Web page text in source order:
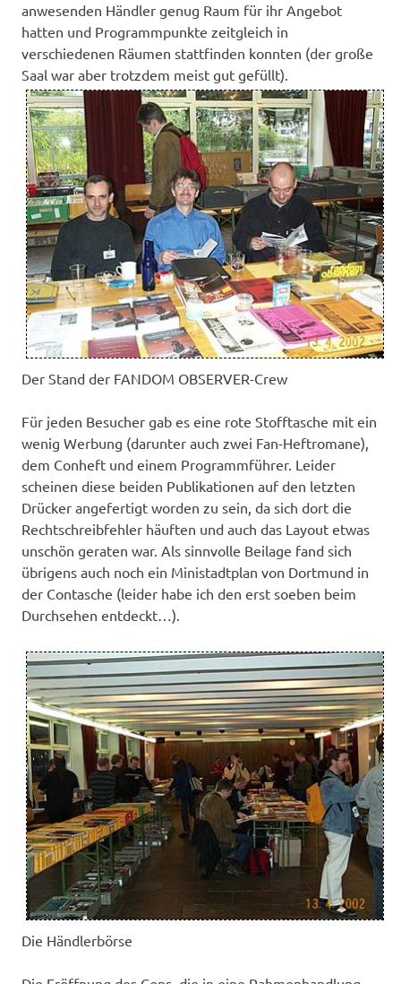
anwesenden Händler genug Raum für ihr Angebot
hatten und Programmpunkte zeitgleich in
verschiedenen Räumen stattfinden konnten (der große
Saal war aber trotzdem meist gut gefüllt).
Der Stand der FANDOM OBSERVER-Crew
Für jeden Besucher gab es eine rote Stofftasche mit ein
wenig Werbung (darunter auch zwei Fan-Heftromane),
dem Conheft und einem Programmführer. Leider
scheinen diese beiden Publikationen auf den letzten
Drücker angefertigt worden zu sein, da sich dort die
Rechtschreibfehler häuften und auch das Layout etwas
unschön geraten war. Als sinnvolle Beilage fand sich
übrigens auch noch ein Ministadtplan von Dortmund in
der Contasche (leider habe ich den erst soeben beim
Durchsehen entdeckt…).
Die Händlerbörse